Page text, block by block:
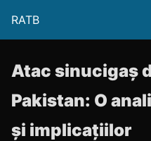
RATB
Atac sinucigaș
Pakistan: O
și implicațiilor